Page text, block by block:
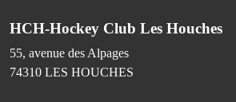
HCH-Hockey Club Les Houches
55, avenue des Alpages
74310 LES HOUCHES